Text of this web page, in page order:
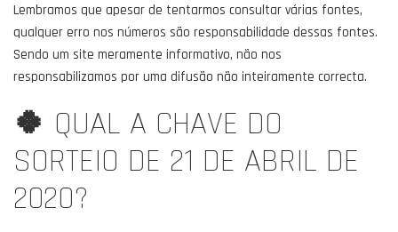
Lembramos que apesar de tentarmos consultar várias fontes,
qualquer erro nos números são responsabilidade dessas fontes.
Sendo um site meramente informativo, não nos
responsabilizamos por uma difusão não inteiramente correcta.
🍀 QUAL A CHAVE DO
SORTEIO DE 21 DE ABRIL DE
2020?